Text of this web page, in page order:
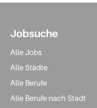
Jobsuche
Alle Jobs
Alle Städte
Alle Berufe
Alle Berufe nach Stadt